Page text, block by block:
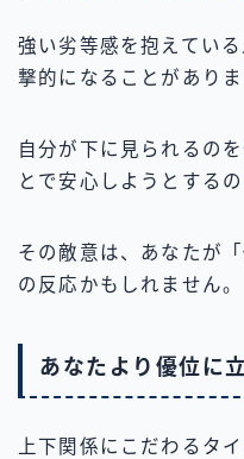
強い劣等感を抱えてい
撃的になることがありま
自分が下に見られるの
とで安心しようとするの
その敵意は、あなたが
の反応かもしれません。
あなたより優位に
上下関係にこだわるタ